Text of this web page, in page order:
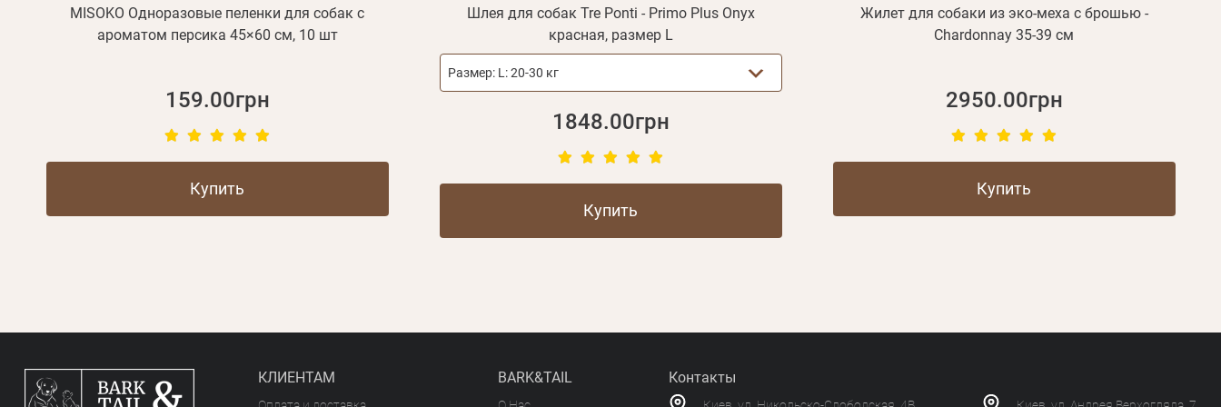
MISOKO Одноразовые пеленки для собак с
ароматом персика 45×60 см, 10 шт
159.00грн
Купить
Шлея для собак Tre Ponti - Primo Plus Onyx
красная, размер L
Размер: L: 20-30 кг
1848.00грн
Купить
Жилет для собаки из эко-меха с брошью -
Chardonnay 35-39 см
2950.00грн
Купить
КЛИЕНТАМ BARK&TAIL Контакты